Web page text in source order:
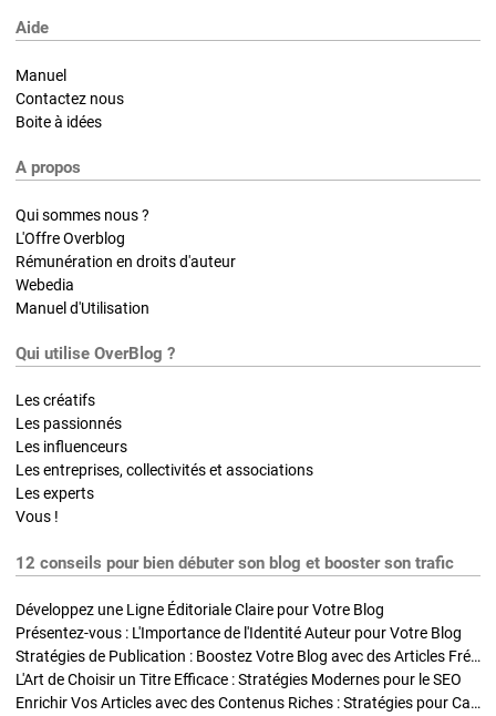
Aide
Manuel
Contactez nous
Boite à idées
A propos
Qui sommes nous ?
L'Offre Overblog
Rémunération en droits d'auteur
Webedia
Manuel d'Utilisation
Qui utilise OverBlog ?
Les créatifs
Les passionnés
Les influenceurs
Les entreprises, collectivités et associations
Les experts
Vous !
12 conseils pour bien débuter son blog et booster son trafic
Développez une Ligne Éditoriale Claire pour Votre Blog
Présentez-vous : L'Importance de l'Identité Auteur pour Votre Blog
Stratégies de Publication : Boostez Votre Blog avec des Articles Fréquents et Exclusifs
L'Art de Choisir un Titre Efficace : Stratégies Modernes pour le SEO
Enrichir Vos Articles avec des Contenus Riches : Stratégies pour Captiver et Optimiser